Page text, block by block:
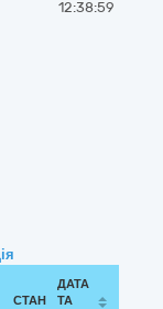
12:38:59
СТАН
ДАТА
ТА